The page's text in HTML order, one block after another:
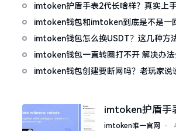
imtoken护盾手表2代长啥样？真实上手
分享
imtoken钱包和imtoken到底是不是一
就懂了
imtoken钱包怎么换USDT？这几种方
imtoken钱包一直转圈打不开 解决办法
imtoken钱包创建要断网吗？老玩家说
imtoken护盾手
真实上手体验分
imtoken唯一官网 ⋅